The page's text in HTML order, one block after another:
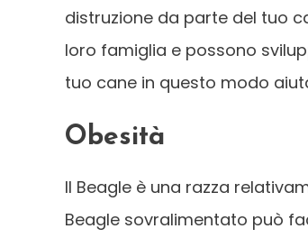
distruzione da parte del tuo
loro famiglia e possono
tuo cane in questo modo
Obesità
Il Beagle è una razza
Beagle sovralimentato può